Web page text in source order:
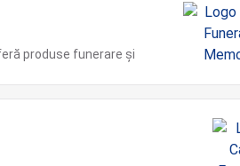
produse funerare și